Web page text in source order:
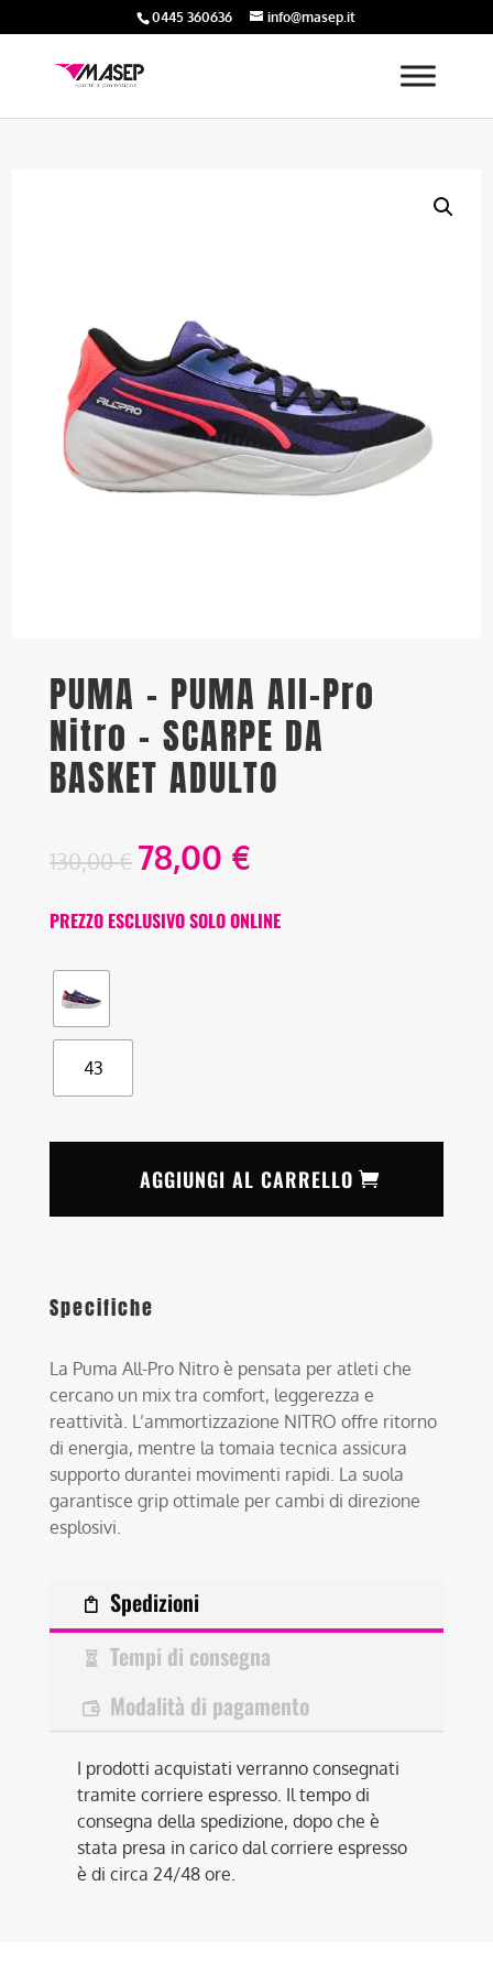
0445 360636 info@masep.it
PUMA – PUMA All-Pro
Nitro – SCARPE DA
BASKET ADULTO
130,00€ 78,00 €
PREZZO ESCLUSIVO SOLO ONLINE
43
AGGIUNGI AL CARRELLO
Specifiche
La Puma All-Pro Nitro è pensata per atleti che
cercano un mix tra comfort, leggerezza e
reattività. L’ammortizzazione NITRO offre ritorno
di energia, mentre la tomaia tecnica assicura
supporto durantei movimenti rapidi. La suola
garantisce grip ottimale per cambi di direzione
esplosivi.
Spedizioni
Tempi di consegna
Modalità di pagamento
I prodotti acquistati verranno consegnati
tramite corriere espresso. Il tempo di
consegna della spedizione, dopo che è
stata presa in carico dal corriere espresso
è di circa 24/48 ore.